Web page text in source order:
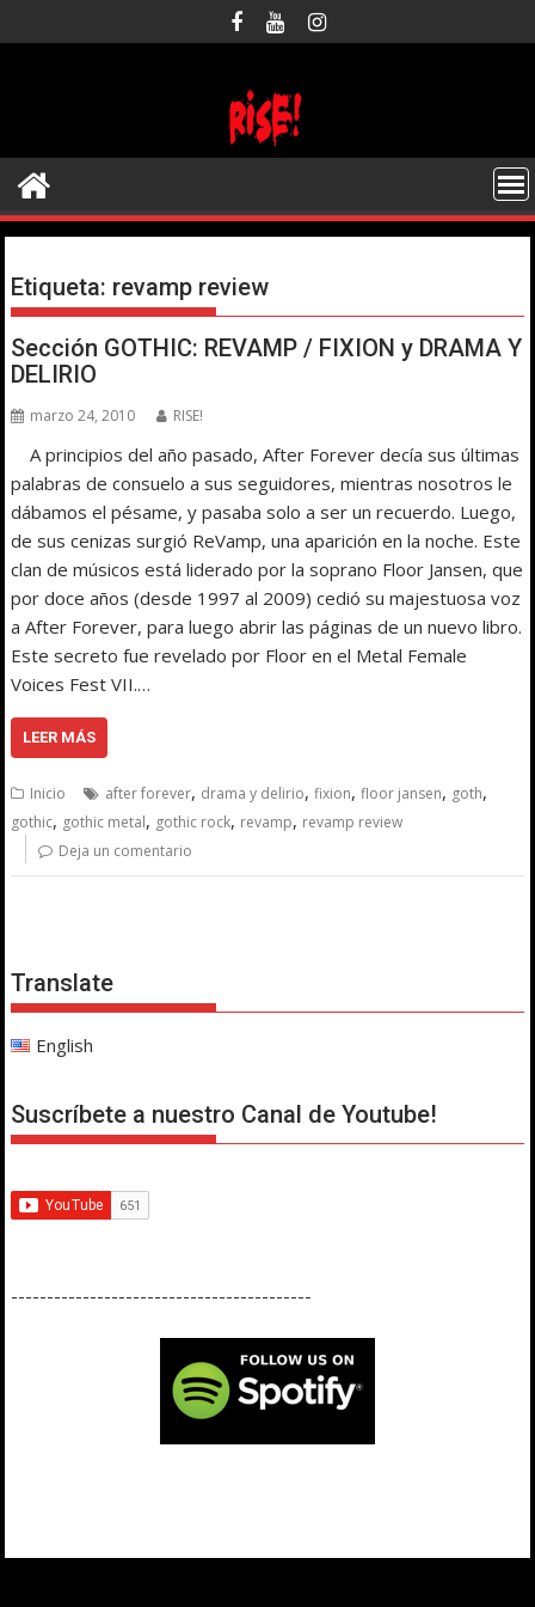
al
Etiqueta: revamp review
Sección GOTHIC: REVAMP / FIXION y DRAMA Y
DELIRIO
marzo 24, 2010 RISE!
A principios del año pasado, After Forever decía sus últimas
palabras de consuelo a sus seguidores, mientras nosotros le
dábamos el pésame, y pasaba solo a ser un recuerdo. Luego,
de sus cenizas surgió ReVamp, una aparición en la noche. Este
clan de músicos está liderado por la soprano Floor Jansen, que
por doce años (desde 1997 al 2009) cedió su majestuosa voz
a After Forever, para luego abrir las páginas de un nuevo libro.
Este secreto fue revelado por Floor en el Metal Female
Voices Fest VII.…
LEER MÁS
Inicio after forever, drama y delirio,fixion,floor jansen, goth,
gothic, gothic metal, gothic rock, revamp, revamp review
Deja un comentario
Translate
English
Suscríbete a nuestro Canal de Youtube!
------------------------------------------